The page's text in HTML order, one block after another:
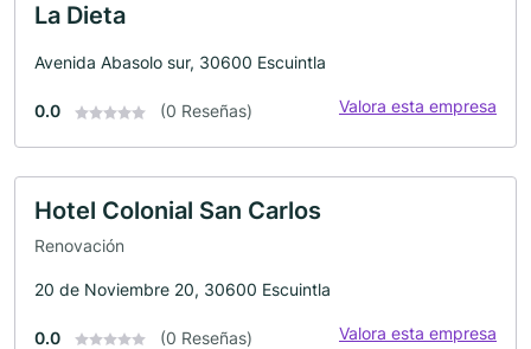
La Dieta
Avenida Abasolo sur, 30600 Escuintla
0.0 (0 Reseñas) Valora esta empresa
Hotel Colonial San Carlos
Renovación
20 de Noviembre 20, 30600 Escuintla
0.0 (0 Reseñas) Valora esta empresa